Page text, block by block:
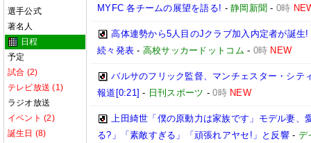
選手公式
著名人
日程
予定
試合 (2)
テレビ放送 (1)
ラジオ放送
イベント (2)
誕生日 (8)
MYFC 各チームの展望を語る! -静岡新聞 - 0時
高体連勢から5人目のJクラブ加入内定者が誕
続々発表 - 高校サッカードットコム - 0時 NEW
バルサのフリック監督、マンチェスター・シテ
報道[0:21] - 日刊スポーツ -0時 NEW
上田綺世「僕の原動力は家族です」モデル妻
る?」「素敵すぎる」「頑張れアヤセ!」と反響- デ